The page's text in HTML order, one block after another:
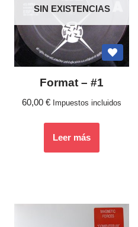
SIN EXISTENCIAS
Format ‎– #1
60,00 € Impuestos incluidos
Leer más